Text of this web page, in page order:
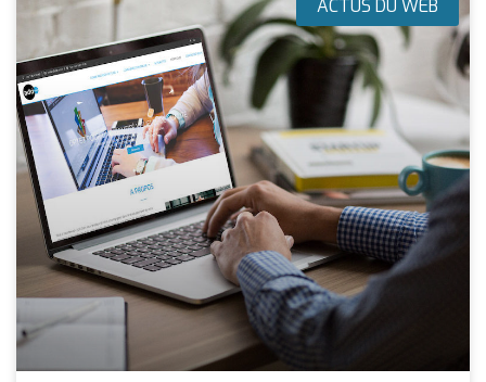
ACTUS DU WEB